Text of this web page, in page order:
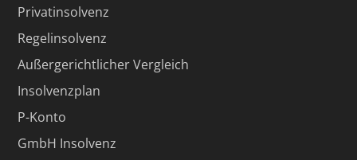
Privatinsolvenz
Regelinsolvenz
Außergerichtlicher Vergleich
Insolvenzplan
P-Konto
GmbH Insolvenz